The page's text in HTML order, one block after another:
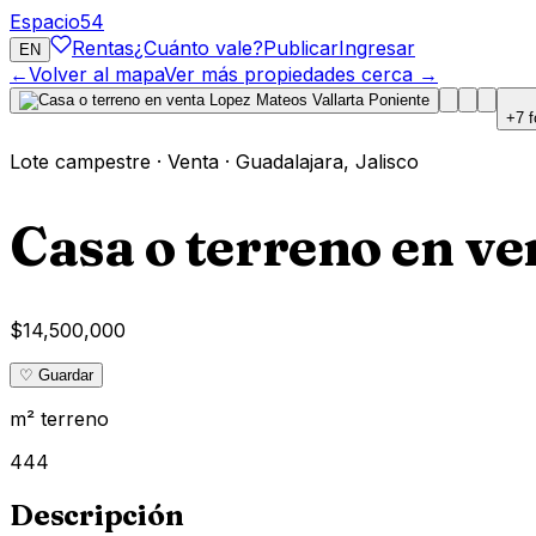
Espacio54
EN Rentas¿Cuánto vale?PublicarIngresar
←Volver al mapaVer más propiedades cerca →
+7
Lote campestre · Venta · Guadalajara, Jalisco
Casa o terreno en
$14,500,000
♡ Guardar
m² terreno
444
Descripción